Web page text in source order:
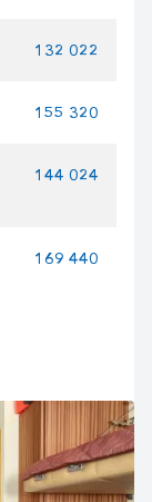
132 022
155 320
144 024
169 440